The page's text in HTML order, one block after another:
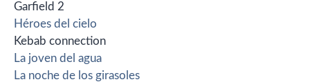
Garfield 2
Héroes del cielo
Kebab connection
La joven del agua
La noche de los girasoles